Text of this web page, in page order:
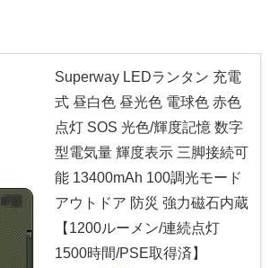
Superway LEDランタン 充電
式 昼白色 昼光色 電球色 赤色
点灯 SOS 光色/輝度記憶 数字
型電気量 輝度表示 三脚接続可
能 13400mAh 100調光モード
アウトドア 防災 強力磁石内蔵
【1200ルーメン/連続点灯
1500時間/PSE取得済】